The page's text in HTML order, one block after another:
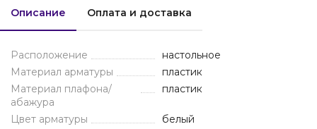
Описание Оплата и доставка
Расположение
настольное
Материал арматуры
пластик
Материал плафона/
абажура
пластик
Цвет арматуры
белый